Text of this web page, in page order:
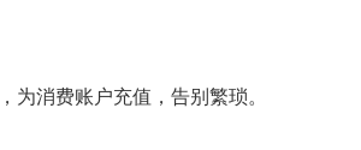
为消费账户充值，告别繁琐。